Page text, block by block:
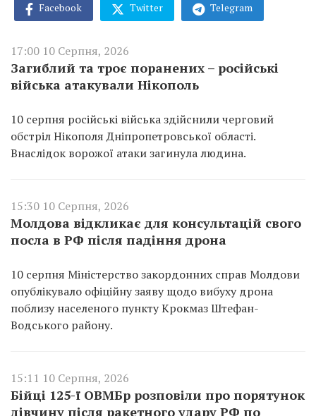
Facebook Twitter Telegram
17:00 10 Серпня, 2026
Загиблий та троє поранених – російські
війська атакували Нікополь
10 серпня російські війська здійснили черговий
обстріл Нікополя Дніпропетровської області.
Внаслідок ворожої атаки загинула людина.
15:30 10 Серпня, 2026
Молдова відкликає для консультацій свого
посла в РФ після падіння дрона
10 серпня Міністерство закордонних справ Молдови
опублікувало офіційну заяву щодо вибуху дрона
поблизу населеного пункту Крокмаз Штефан-
Водського району.
15:11 10 Серпня, 2026
Бійці 125-ї ОВМБр розповіли про порятунок
дівчину після ракетного удару РФ по